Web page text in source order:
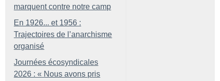
marquent contre notre camp
En 1926... et 1956 :
Trajectoires de l’anarchisme
organisé
Journées écosyndicales
2026 : « Nous avons pris